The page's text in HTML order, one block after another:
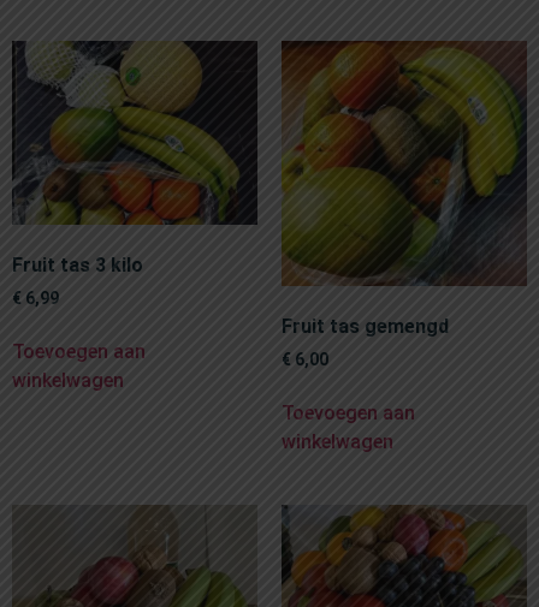
Fruit tas 3 kilo
€ 6,99
Toevoegen aan
winkelwagen
Fruit tas gemengd
€ 6,00
Toevoegen aan
winkelwagen